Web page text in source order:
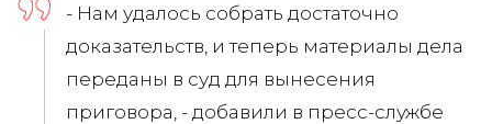
- Нам удалось собрать достаточно
доказательств, и теперь материалы дела
переданы в суд для вынесения
приговора, - добавили в пресс-службе